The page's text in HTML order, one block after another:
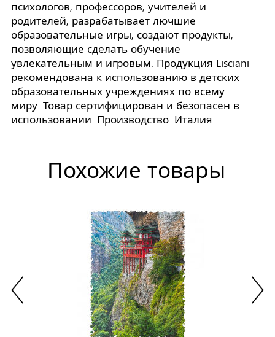
психологов, профессоров, учителей и
родителей, разрабатывает лючшие
образовательные игры, создают продукты,
позволяющие сделать обучение
увлекательным и игровым. Продукция Lisciani
рекомендована к использованию в детских
образовательных учреждениях по всему
миру. Товар сертифицирован и безопасен в
использовании. Производство: Италия
Похожие товары